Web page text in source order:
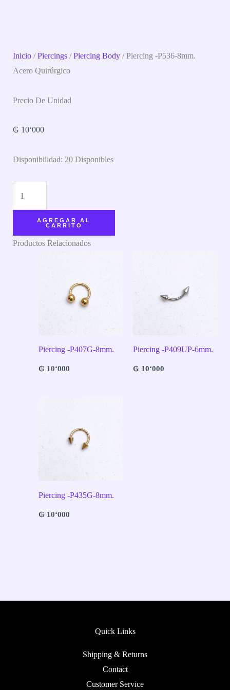
Inicio /Piercings /Piercing Body / Piercing -P536-8mm.
Acero Quirúrgico
Precio De Unidad
₲ 10‘000
Disponibilidad: 20 Disponibles
AGREGAR AL
CARRITO
Productos Relacionados
Piercing -P407G-8mm.
₲10‘000
Piercing -P409UP-6mm.
₲10‘000
Piercing -P435G-8mm.
₲10‘000
Quick Links
Shipping & Returns
Contact
Customer Service